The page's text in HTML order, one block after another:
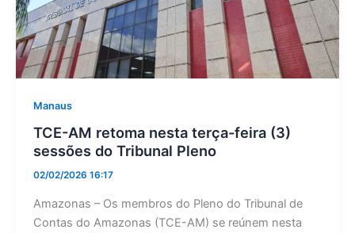
Manaus
TCE-AM retoma nesta terça-feira (3)
sessões do Tribunal Pleno
02/02/2026 16:17
Amazonas – Os membros do Pleno do Tribunal de
Contas do Amazonas (TCE-AM) se reúnem nesta